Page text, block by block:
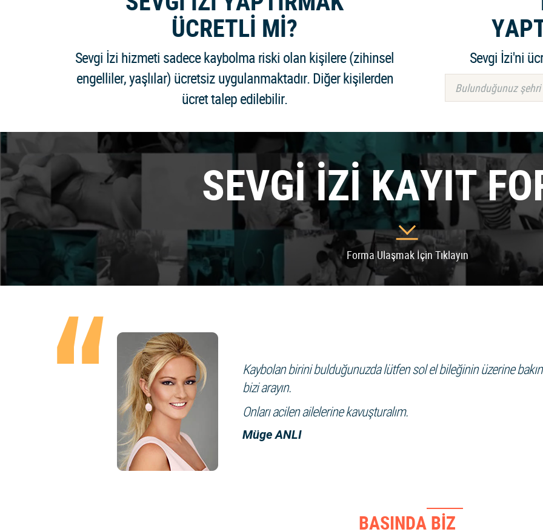
ÜCRETLİ Mİ?
Sevgi İzi hizmeti sadece kaybolma riski olan kişilere (zihinsel
engelliler, yaşlılar) ücretsiz uygulanmaktadır. Diğer kişilerden
ücret talep edilebilir.
Sevgi İzi'ni
Bulunduğunuz
SEVGİ İZİ KAYIT
Forma Ulaşmak İçin Tıklayın
Kaybolan birini bulduğunuzda lütfen sol el bileğinin üzerine
bizi arayın.
Onları acilen ailelerine kavuşturalım.
Müge ANLI
BASINDA BİZ